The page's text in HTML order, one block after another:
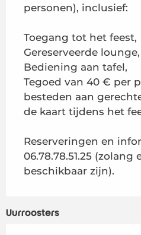
personen), inclusief:
Toegang tot het feest,
Gereserveerde lounge,
Bediening aan tafel,
Tegoed van 40 € per
besteden aan
de kaart tijdens het
Reserveringen en
06.78.78.51.25 (zolang
beschikbaar zijn).
Uurroosters